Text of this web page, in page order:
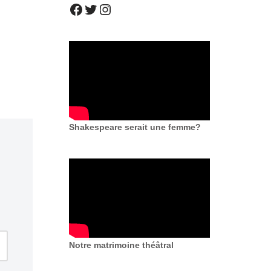
Shakespeare serait une femme?
Notre matrimoine théâtral